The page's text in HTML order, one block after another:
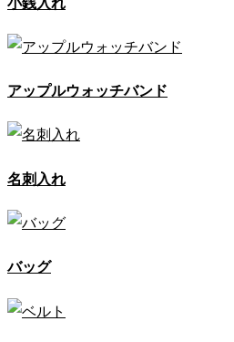
アップルウォッチバンド
名刺入れ
バッグ